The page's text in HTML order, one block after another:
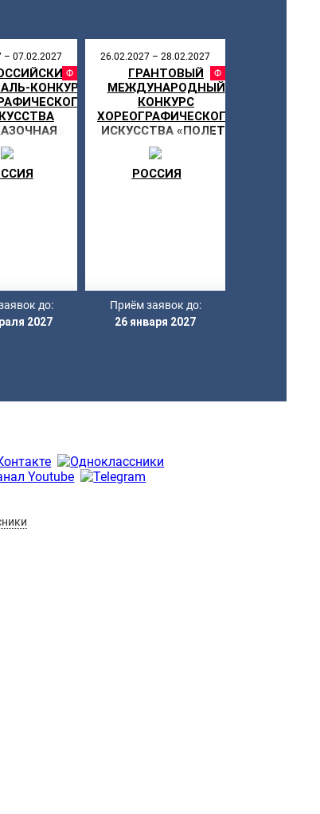
– 07.02.2027
ФЕСТИВАЛЬ
КОНКУРС
до:
2027
26.02.2027 – 28.02.2027
ГРАНТОВЫЙ
МЕЖДУНАРОДНЫЙ
КОНКУРС
ХОРЕОГРАФИЧЕСКОГО
ИСКУССТВА «ПОЛЕТ»
РОССИЯ
Приём заявок до:
26 января 2027